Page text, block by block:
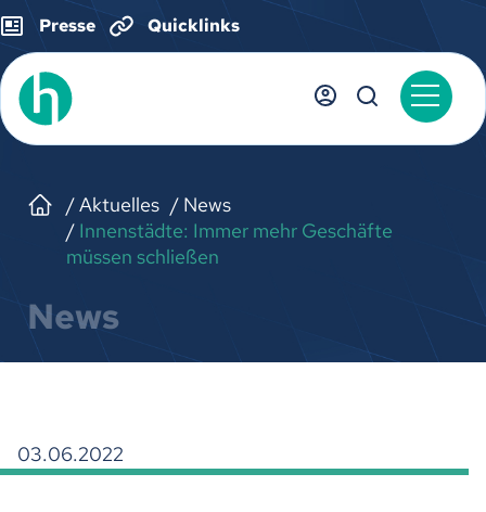
Presse Quicklinks
Aktuelles
News
Innenstädte: Immer mehr Geschäfte
müssen schließen
News
03.06.2022